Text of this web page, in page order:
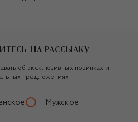
НА РАССЫЛКУ
об эксклюзивных новинках и
предложениях
Мужское